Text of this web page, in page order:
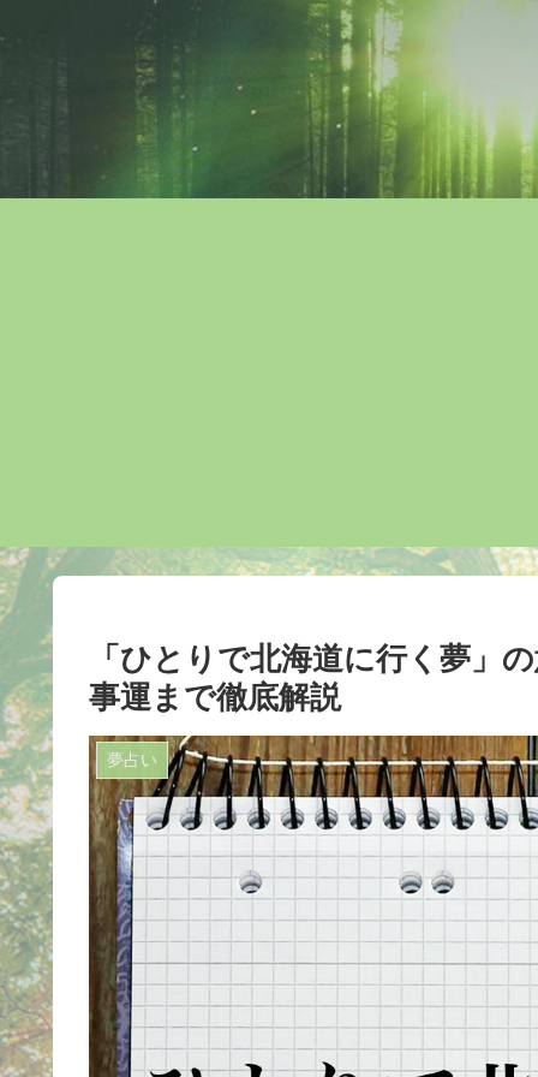
「ひとりで北海道に行く夢」
事運まで徹底解説
夢占い